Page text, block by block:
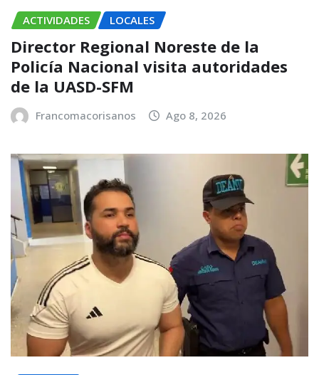
ACTIVIDADES LOCALES
Director Regional Noreste de la
Policía Nacional visita autoridades
de la UASD-SFM
Francomacorisanos Ago 8, 2026